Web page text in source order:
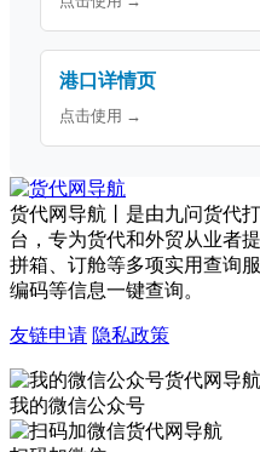
港口详情页
点击使用 →
货代网导航丨是由九问货代
台，专为货代和外贸从业者
拼箱、订舱等多项实用查询
编码等信息一键查询。
友链申请 隐私政策
我的微信公众号